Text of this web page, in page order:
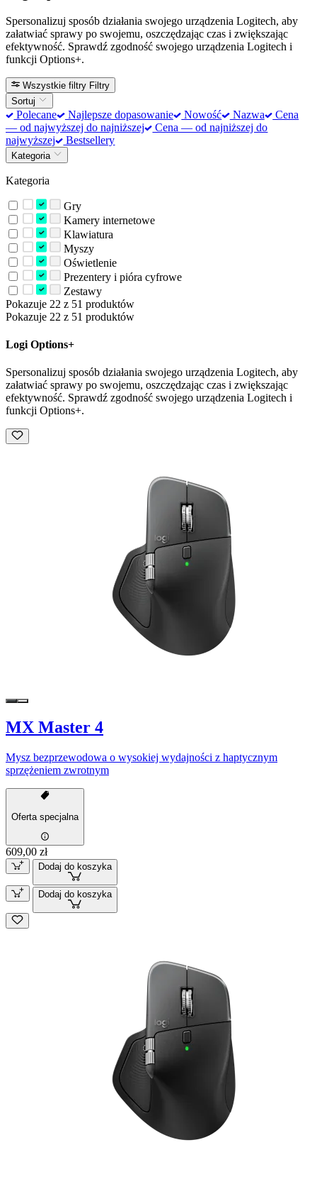
Spersonalizuj sposób działania swojego urządzenia Logitech, aby
załatwiać sprawy po swojemu, oszczędzając czas i zwiększając
efektywność. Sprawdź zgodność swojego urządzenia Logitech i
funkcji Options+.
Wszystkie filtry Filtry
Sortuj
Polecane Najlepsze dopasowanie Nowość Nazwa
Cena
— od najwyższej do najniższej
Cena — od najniższej do
najwyższej
Bestsellery
Kategoria
Kategoria
Gry
Kamery internetowe
Klawiatura
Myszy
Oświetlenie
Prezentery i pióra cyfrowe
Zestawy
Pokazuje 22 z 51 produktów
Pokazuje 22 z 51 produktów
Logi Options+
Spersonalizuj sposób działania swojego urządzenia Logitech, aby
załatwiać sprawy po swojemu, oszczędzając czas i zwiększając
efektywność. Sprawdź zgodność swojego urządzenia Logitech i
funkcji Options+.
MX Master 4
Mysz bezprzewodowa o wysokiej wydajności z haptycznym
sprzężeniem zwrotnym
Oferta specjalna
609,00 zł
Dodaj do koszyka
Dodaj do koszyka